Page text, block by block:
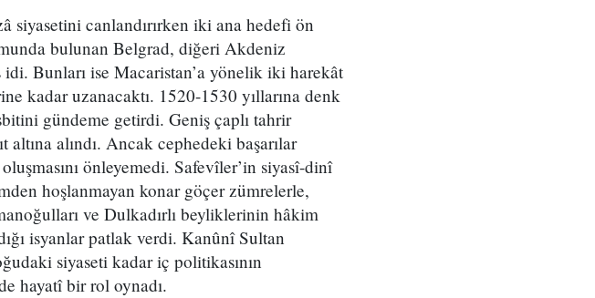
siyasetini canlandırırken iki ana hedefi ön
bulunan Belgrad, diğeri Akdeniz
Bunları ise Macaristan’a yönelik iki harekât
kadar uzanacaktı. 1520-1530 yıllarına denk
gündeme getirdi. Geniş çaplı tahrir
altına alındı. Ancak cephedeki başarılar
önleyemedi. Safevîler’in siyasî-dinî
hoşlanmayan konar göçer zümrelerle,
ve Dulkadırlı beyliklerinin hâkim
isyanlar patlak verdi. Kanûnî Sultan
siyaseti kadar iç politikasının
hayatî bir rol oynadı.